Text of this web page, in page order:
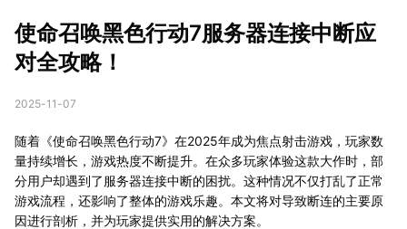
使命召唤黑色行动7服务器连接中断应
对全攻略！
2025-11-07
随着《使命召唤黑色行动7》在2025年成为焦点射击游戏，玩家数
量持续增长，游戏热度不断提升。在众多玩家体验这款大作时，部
分用户却遇到了服务器连接中断的困扰。这种情况不仅打乱了正常
游戏流程，还影响了整体的游戏乐趣。本文将对导致断连的主要原
因进行剖析，并为玩家提供实用的解决方案。